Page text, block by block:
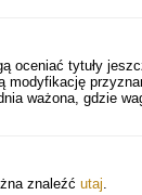
oceniać tytuły
ważona, gdzie
znaleźć utaj.